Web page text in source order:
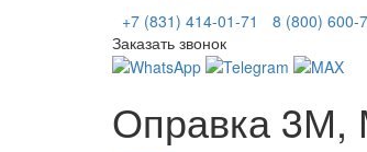
+7 (831) 414-01-71
8 (800) 600-
Заказать звонок
Оправка 3М,